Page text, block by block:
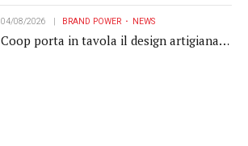
04/08/2026 BRAND POWER NEWS
Coop porta in tavola il design artigianale